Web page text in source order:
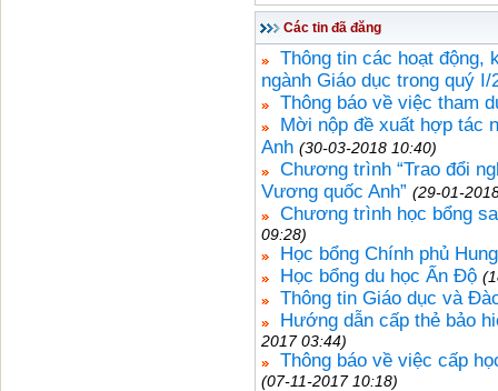
Các tin đã đăng
Thông tin các hoạt động,
ngành Giáo dục trong quý I/
Thông báo về việc tham
Mời nộp đề xuất hợp tác
Anh (30-03-2018 10:40)
Chương trình “Trao đổi
Vương quốc Anh” (29-01-
Chương trình học bổng
09:28)
Học bổng Chính phủ
Học bổng du học Ấn Độ
Thông tin Giáo dục và
Hướng dẫn cấp thẻ bảo
2017 03:44)
Thông báo về việc cấp
(07-11-2017 10:18)